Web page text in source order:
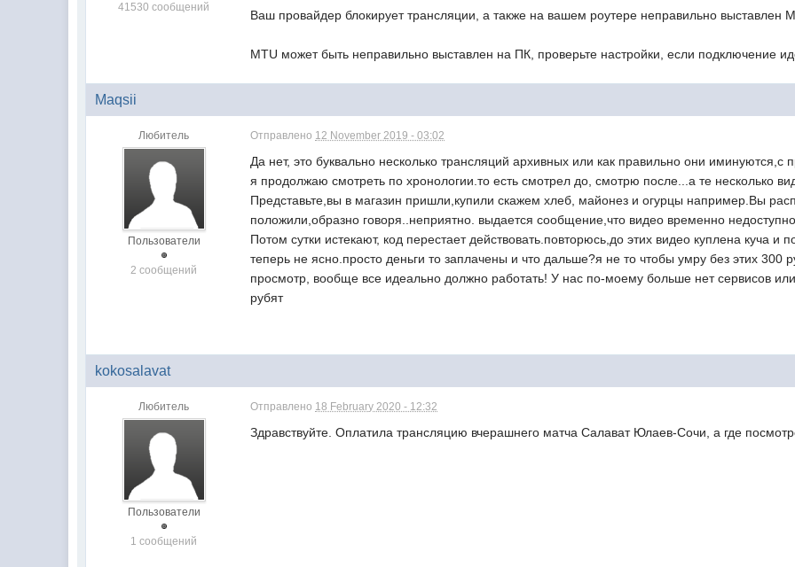
41530 сообщений
Ваш провайдер блокирует трансляции, а также на вашем роутере неправильно выставлен
MTU может быть неправильно выставлен на ПК, проверьте настройки, если подключение
Maqsii
Любитель
Пользователи
2 сообщений
Отправлено 12 November 2019 - 03:02
Да нет, это буквально несколько трансляций архивных или как правильно они иминуются,с
я продолжаю смотреть по хронологии.то есть смотрел до, смотрю после...а те несколько
Представьте,вы в магазин пришли,купили скажем хлеб, майонез и огурцы например.Вы
положили,образно говоря..неприятно. выдается сообщение,что видео временно
Потом сутки истекают, код перестает действовать.повторюсь,до этих видео куплена куча
теперь не ясно.просто деньги то заплачены и что дальше?я не то чтобы умру без этих 300
просмотр, вообще все идеально должно работать! У нас по-моему больше нет сервисов
рубят
kokosalavat
Любитель
Пользователи
1 сообщений
Отправлено 18 February 2020 - 12:32
Здравствуйте. Оплатила трансляцию вчерашнего матча Салават Юлаев-Сочи, а где